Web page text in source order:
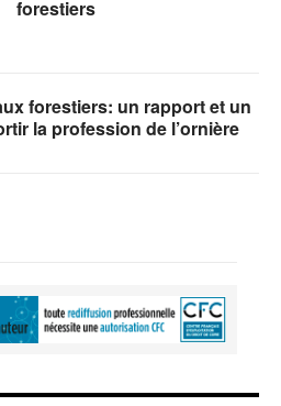
forestiers
forestiers: un rapport et un
la profession de l’ornière